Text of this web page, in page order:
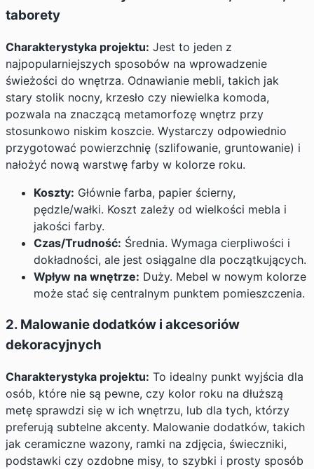
taborety
Charakterystyka projektu: Jest to jeden z
najpopularniejszych sposobów na wprowadzenie
świeżości do wnętrza. Odnawianie mebli, takich jak
stary stolik nocny, krzesło czy niewielka komoda,
pozwala na znaczącą metamorfozę wnętrz przy
stosunkowo niskim koszcie. Wystarczy odpowiednio
przygotować powierzchnię (szlifowanie, gruntowanie) i
nałożyć nową warstwę farby w kolorze roku.
Koszty: Głównie farba, papier ścierny,
pędzle/wałki. Koszt zależy od wielkości mebla i
jakości farby.
Czas/Trudność: Średnia. Wymaga cierpliwości i
dokładności, ale jest osiągalne dla początkujących.
Wpływ na wnętrze: Duży. Mebel w nowym kolorze
może stać się centralnym punktem pomieszczenia.
2. Malowanie dodatków i akcesoriów
dekoracyjnych
Charakterystyka projektu: To idealny punkt wyjścia dla
osób, które nie są pewne, czy kolor roku na dłuższą
metę sprawdzi się w ich wnętrzu, lub dla tych, którzy
preferują subtelne akcenty. Malowanie dodatków, takich
jak ceramiczne wazony, ramki na zdjęcia, świeczniki,
podstawki czy ozdobne misy, to szybki i prosty sposób